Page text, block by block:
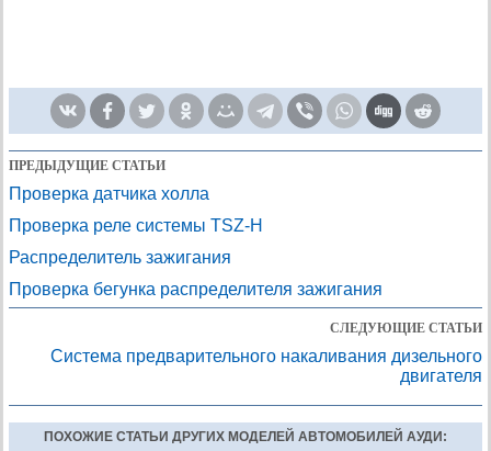
ПРЕДЫДУЩИЕ СТАТЬИ
Проверка датчика холла
Проверка реле системы TSZ-H
Распределитель зажигания
Проверка бегунка распределителя зажигания
СЛЕДУЮЩИЕ СТАТЬИ
Система предварительного накаливания дизельного
двигателя
ПОХОЖИЕ СТАТЬИ ДРУГИХ МОДЕЛЕЙ АВТОМОБИЛЕЙ АУДИ: